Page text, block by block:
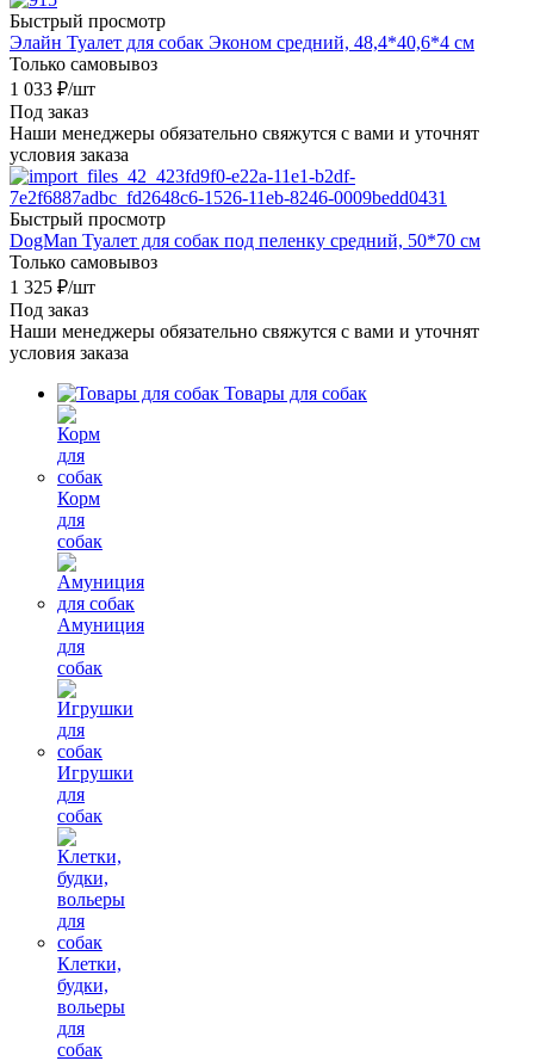
Быстрый просмотр
Элайн Туалет для собак Эконом средний, 48,4*40,6*4 см
Только самовывоз
1 033 ₽/шт
Под заказ
Наши менеджеры обязательно свяжутся с вами и уточнят
условия заказа
Быстрый просмотр
DogMan Туалет для собак под пеленку средний, 50*70 см
Только самовывоз
1 325 ₽/шт
Под заказ
Наши менеджеры обязательно свяжутся с вами и уточнят
условия заказа
Товары для собак
Корм
для
собак
Амуниция
для
собак
Игрушки
для
собак
Клетки,
будки,
вольеры
для
собак